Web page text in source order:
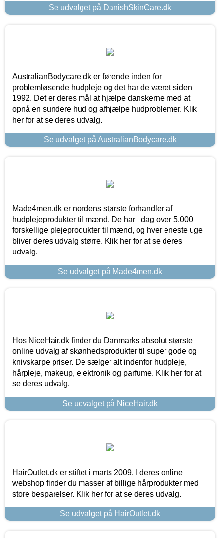
Se udvalget på DanishSkinCare.dk
AustralianBodycare.dk er førende inden for
problemløsende hudpleje og det har de været siden
1992. Det er deres mål at hjælpe danskerne med at
opnå en sundere hud og afhjælpe hudproblemer. Klik
her for at se deres udvalg.
Se udvalget på AustralianBodycare.dk
Made4men.dk er nordens største forhandler af
hudplejeprodukter til mænd. De har i dag over 5.000
forskellige plejeprodukter til mænd, og hver eneste uge
bliver deres udvalg større. Klik her for at se deres
udvalg.
Se udvalget på Made4men.dk
Hos NiceHair.dk finder du Danmarks absolut største
online udvalg af skønhedsprodukter til super gode og
knivskarpe priser. De sælger alt indenfor hudpleje,
hårpleje, makeup, elektronik og parfume. Klik her for at
se deres udvalg.
Se udvalget på NiceHair.dk
HairOutlet.dk er stiftet i marts 2009. I deres online
webshop finder du masser af billige hårprodukter med
store besparelser. Klik her for at se deres udvalg.
Se udvalget på HairOutlet.dk